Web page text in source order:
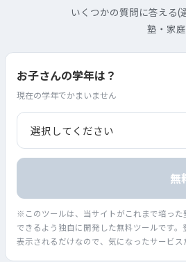
いくつかの質問に答える(
塾・家
お子さんの学年は？
現在の学年でかまいません
無
※このツールは、当サイトがこれまで培っ
できるよう独自に開発した無料ツールです
表示されるだけなので、気になったサービス